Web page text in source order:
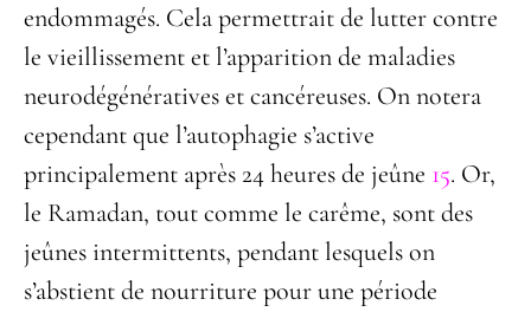
endommagés. Cela permettrait de lutter contre
le vieillissement et l’apparition de maladies
neurodégénératives et cancéreuses. On notera
cependant que l’autophagie s’active
principalement après 24 heures de jeûne 15. Or,
le Ramadan, tout comme le carême, sont des
jeûnes intermittents, pendant lesquels on
s’abstient de nourriture pour une période